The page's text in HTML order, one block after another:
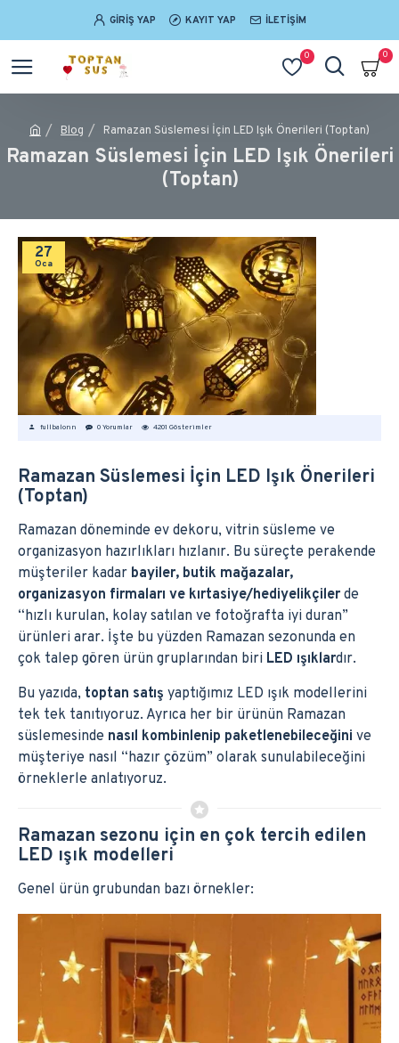
GIRIŞ YAP KAYIT YAP İLETIŞIM
0 0
Blog Ramazan Süslemesi İçin LED Işık Önerileri (Toptan)
Ramazan Süslemesi İçin LED Işık Önerileri
(Toptan)
27
Oca
fullbalonn 0 Yorumlar 4201 Gösterimler
Ramazan Süslemesi İçin LED Işık Önerileri
(Toptan)
Ramazan döneminde ev dekoru, vitrin süsleme ve
organizasyon hazırlıkları hızlanır. Bu süreçte perakende
müşteriler kadar bayiler, butik mağazalar,
organizasyon firmaları ve kırtasiye/hediyelikçiler de
“hızlı kurulan, kolay satılan ve fotoğrafta iyi duran”
ürünleri arar. İşte bu yüzden Ramazan sezonunda en
çok talep gören ürün gruplarından biri LED ışıklardır.
Bu yazıda, toptan satış yaptığımız LED ışık modellerini
tek tek tanıtıyoruz. Ayrıca her bir ürünün Ramazan
süslemesinde nasıl kombinlenip paketlenebileceğini ve
müşteriye nasıl “hazır çözüm” olarak sunulabileceğini
örneklerle anlatıyoruz.
Ramazan sezonu için en çok tercih edilen
LED ışık modelleri
Genel ürün grubundan bazı örnekler: